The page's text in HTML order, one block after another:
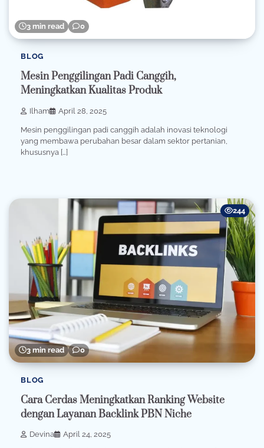
3 min read 0
BLOG
Mesin Penggilingan Padi Canggih,
Meningkatkan Kualitas Produk
Ilham April 28, 2025
Mesin penggilingan padi canggih adalah inovasi teknologi
yang membawa perubahan besar dalam sektor pertanian,
khususnya […]
3 min read 0
244
BLOG
Cara Cerdas Meningkatkan Ranking Website
dengan Layanan Backlink PBN Niche
Devina April 24, 2025